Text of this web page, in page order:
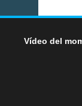
Vídeo del